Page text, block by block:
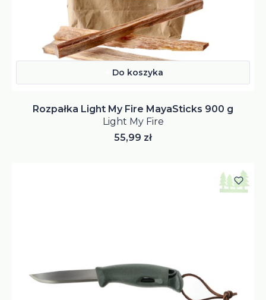
Do koszyka
Rozpałka Light My Fire MayaSticks 900 g
Light My Fire
Cena
55,99 zł